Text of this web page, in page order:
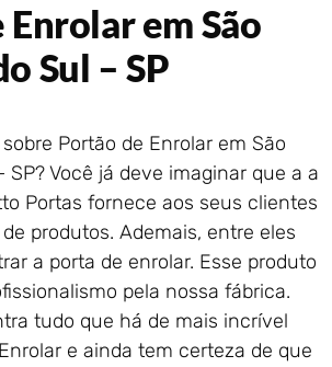
Enrolar em Queimados – RJ
Portão de Garagem de
Enrolar em Petrópolis – RJ
Enrolar em Nova Iguaçu – RJ
Portão de Garagem de
Enrolar em Nova Friburgo –
RJ
em São
Sul – SP
Portão de Enrolar em São
SP? Você já deve imaginar que a a
Portas fornece aos seus clientes
produtos. Ademais, entre eles
a porta de enrolar. Esse produto
pela nossa fábrica.
tudo que há de mais incrível
e ainda tem certeza de que